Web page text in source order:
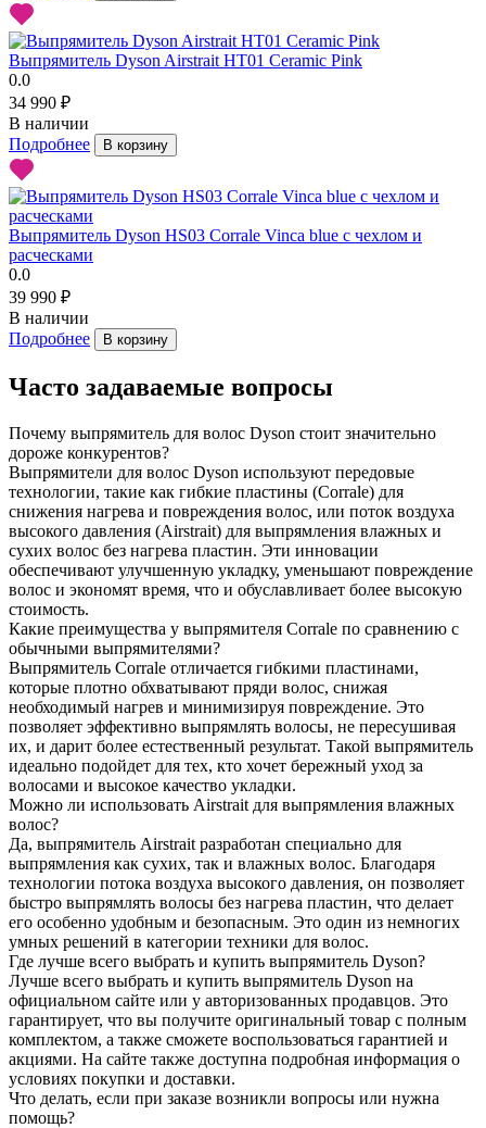
Выпрямитель Dyson Airstrait HT01 Ceramic Pink
0.0
34 990 ₽
В наличии
Подробнее
В корзину
Выпрямитель Dyson HS03 Corrale Vinca blue с чехлом и
расческами
0.0
39 990 ₽
В наличии
Подробнее
В корзину
Часто задаваемые вопросы
Почему выпрямитель для волос Dyson стоит значительно
дороже конкурентов?
Выпрямители для волос Dyson используют передовые
технологии, такие как гибкие пластины (Corrale) для
снижения нагрева и повреждения волос, или поток воздуха
высокого давления (Airstrait) для выпрямления влажных и
сухих волос без нагрева пластин. Эти инновации
обеспечивают улучшенную укладку, уменьшают повреждение
волос и экономят время, что и обуславливает более высокую
стоимость.
Какие преимущества у выпрямителя Corrale по сравнению с
обычными выпрямителями?
Выпрямитель Corrale отличается гибкими пластинами,
которые плотно обхватывают пряди волос, снижая
необходимый нагрев и минимизируя повреждение. Это
позволяет эффективно выпрямлять волосы, не пересушивая
их, и дарит более естественный результат. Такой выпрямитель
идеально подойдет для тех, кто хочет бережный уход за
волосами и высокое качество укладки.
Можно ли использовать Airstrait для выпрямления влажных
волос?
Да, выпрямитель Airstrait разработан специально для
выпрямления как сухих, так и влажных волос. Благодаря
технологии потока воздуха высокого давления, он позволяет
быстро выпрямлять волосы без нагрева пластин, что делает
его особенно удобным и безопасным. Это один из немногих
умных решений в категории техники для волос.
Где лучше всего выбрать и купить выпрямитель Dyson?
Лучше всего выбрать и купить выпрямитель Dyson на
официальном сайте или у авторизованных продавцов. Это
гарантирует, что вы получите оригинальный товар с полным
комплектом, а также сможете воспользоваться гарантией и
акциями. На сайте также доступна подробная информация о
условиях покупки и доставки.
Что делать, если при заказе возникли вопросы или нужна
помощь?